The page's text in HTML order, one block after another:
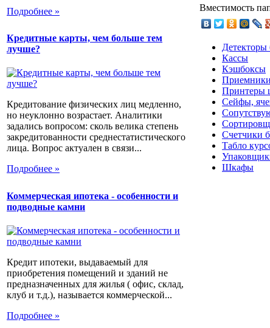
Подробнее »
Кредитные карты, чем больше тем
лучше?
Кредитование физических лиц медленно,
но неуклонно возрастает. Аналитики
задались вопросом: сколь велика степень
закредитованности среднестатистического
лица. Вопрос актуален в связи...
Подробнее »
Коммерческая ипотека - особенности и
подводные камни
Кредит ипотеки, выдаваемый для
приобретения помещений и зданий не
предназначенных для жилья ( офис, склад,
клуб и т.д.), называется коммерческой...
Подробнее »
Вместимость
Детекторы
Кассы
Кэшбоксы
Принтеры
Сейфы,
Счетчики
Табло
Шкафы